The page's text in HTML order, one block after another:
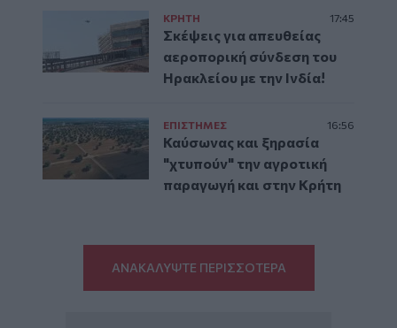
ΚΡΗΤΗ 17:45
Σκέψεις για απευθείας
αεροπορική σύνδεση του
Ηρακλείου με την Ινδία!
ΕΠΙΣΤΗΜΕΣ 16:56
Καύσωνας και ξηρασία
"χτυπούν" την αγροτική
παραγωγή και στην Κρήτη
ΑΝΑΚΑΛΥΨΤΕ ΠΕΡΙΣΣΟΤΕΡΑ